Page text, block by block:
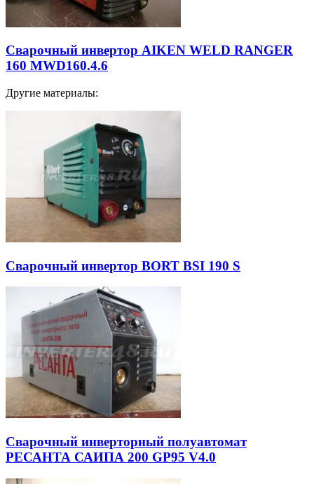
Сварочный инвертор AIKEN WELD RANGER
160 MWD160.4.6
Другие материалы:
Сварочный инвертор BORT BSI 190 S
Сварочный инверторный полуавтомат
РЕСАНТА САИПА 200 GP95 V4.0